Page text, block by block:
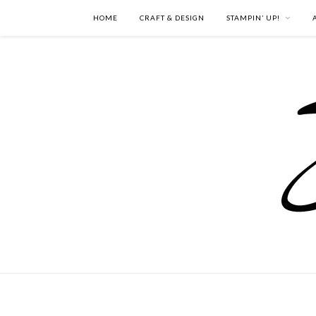
HOME CRAFT & DESIGN STAMPIN’ UP!